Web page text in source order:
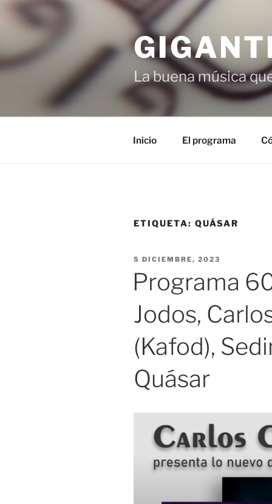
Saltar
La buena música
Inicio El programa
ETIQUETA: QUÁSAR
PUBLICADO
5 DICIEMBRE, 2023
Programa
Jodos,
(Kafod),
Quásar